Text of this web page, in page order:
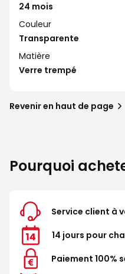
24 mois
Couleur
Transparente
Matière
Verre trempé
Revenir en haut de page
Pourquoi
Service client à
14 jours pour
Paiement 100%